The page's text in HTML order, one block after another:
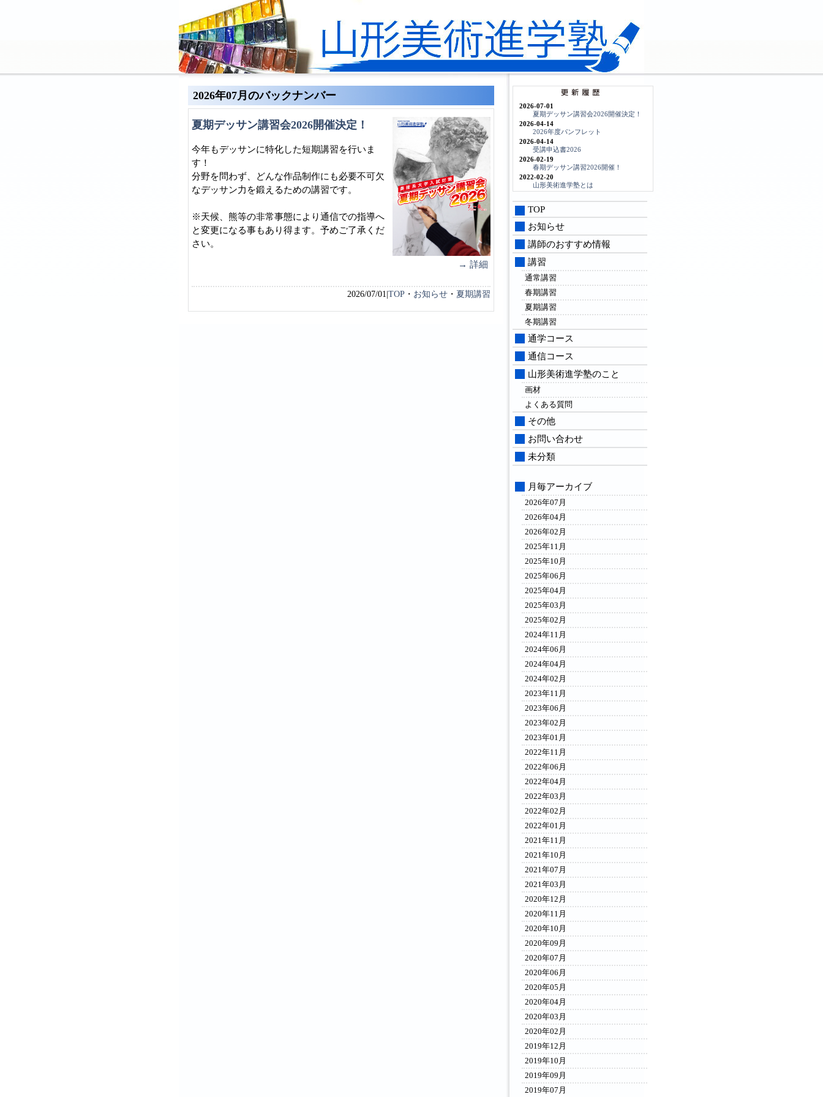
2026年07月のバックナンバー
夏期デッサン講習会2026開催決定！
今年もデッサンに特化した短期講習を行いま
す！
分野を問わず、どんな作品制作にも必要不可欠
なデッサン力を鍛えるための講習です。
※天候、熊等の非常事態により通信での指導へ
と変更になる事もあり得ます。予めご了承くだ
さい。
→ 詳細
2026/07/01|TOP ・ お知らせ ・ 夏期講習
2026-07-01
夏期デッサン講習会2026開催決定！
2026-04-14
2026年度パンフレット
2026-04-14
受講申込書2026
2026-02-19
春期デッサン講習2026開催！
2022-02-20
山形美術進学塾とは
TOP
お知らせ
講師のおすすめ情報
講習
通常講習
春期講習
夏期講習
冬期講習
通学コース
通信コース
山形美術進学塾のこと
画材
よくある質問
その他
お問い合わせ
未分類
月毎アーカイブ
2026年07月
2026年04月
2026年02月
2025年11月
2025年10月
2025年06月
2025年04月
2025年03月
2025年02月
2024年11月
2024年06月
2024年04月
2024年02月
2023年11月
2023年06月
2023年02月
2023年01月
2022年11月
2022年06月
2022年04月
2022年03月
2022年02月
2022年01月
2021年11月
2021年10月
2021年07月
2021年03月
2020年12月
2020年11月
2020年10月
2020年09月
2020年07月
2020年06月
2020年05月
2020年04月
2020年03月
2020年02月
2019年12月
2019年10月
2019年09月
2019年07月